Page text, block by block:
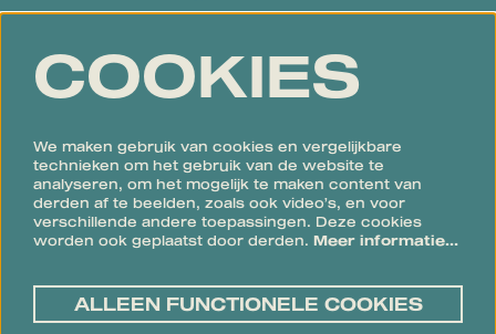
Proclaimer
Meld je aan voor de nieuwsbrief
AANMELDEN
COOKIES
We maken gebruik van cookies en vergelijkbare
technieken om het gebruik van de website te
analyseren, om het mogelijk te maken content van
derden af te beelden, zoals ook video’s, en voor
verschillende andere toepassingen. Deze cookies
worden ook geplaatst door derden. Meer informatie…
ALLEEN FUNCTIONELE COOKIES